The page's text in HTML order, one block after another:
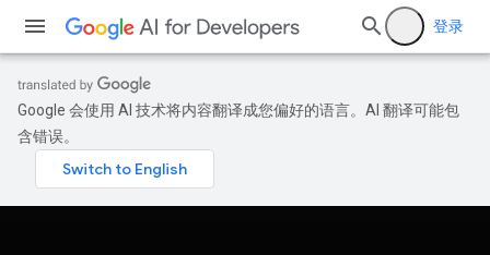
登录
Google 会使用 AI 技术将内容翻译成您偏好的语言。AI 翻译可能包
含错误。